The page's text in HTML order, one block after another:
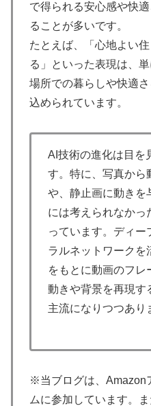
で得られる安心感や快
ることが多いです。
たとえば、「心地よい
る」といった表現は、
場所での暮らしや快適
込められています。
AI技術の進化は目を
す。特に、写真から
や、静止画に動きを
には考えられなかっ
っています。ディー
ラルネットワークを
をもとに動画のフレ
動きや背景を再現す
主流になりつつあり
※当ブログは、Amazon
ムに参加しています。